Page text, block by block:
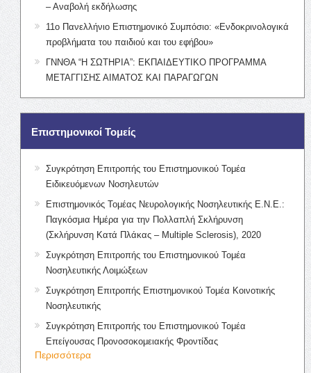
– Αναβολή εκδήλωσης
11ο Πανελλήνιο Επιστημονικό Συμπόσιο: «Ενδοκρινολογικά
προβλήματα του παιδιού και του εφήβου»
ΓΝΝΘΑ “Η ΣΩΤΗΡΙΑ”: ΕΚΠΑΙΔΕΥΤΙΚΟ ΠΡΟΓΡΑΜΜΑ
ΜΕΤΑΓΓΙΣΗΣ ΑΙΜΑΤΟΣ ΚΑΙ ΠΑΡΑΓΩΓΩΝ
Επιστημονικοί Τομείς
Συγκρότηση Επιτροπής του Επιστημονικού Τομέα
Ειδικευόμενων Νοσηλευτών
Επιστημονικός Τομέας Νευρολογικής Νοσηλευτικής Ε.Ν.Ε.:
Παγκόσμια Ημέρα για την Πολλαπλή Σκλήρυνση
(Σκλήρυνση Κατά Πλάκας – Multiple Sclerosis), 2020
Συγκρότηση Επιτροπής του Επιστημονικού Τομέα
Νοσηλευτικής Λοιμώξεων
Συγκρότηση Επιτροπής Επιστημονικού Τομέα Κοινοτικής
Νοσηλευτικής
Συγκρότηση Επιτροπής του Επιστημονικού Τομέα
Επείγουσας Προνοσοκομειακής Φροντίδας
Περισσότερα